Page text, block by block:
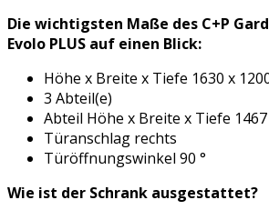
Die wichtigsten Maße des C+P
Evolo PLUS auf einen Blick:
Höhe x Breite x Tiefe 1630 x
3 Abteil(e)
Abteil Höhe x Breite x Tiefe 1467
Türanschlag rechts
Türöffnungswinkel 90 °
Wie ist der Schrank ausgestattet?